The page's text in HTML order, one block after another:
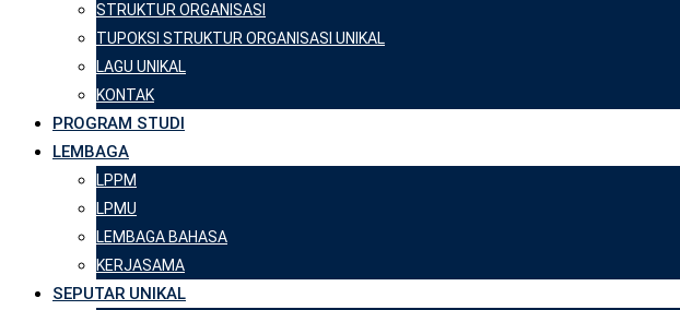
STRUKTUR ORGANISASI
TUPOKSI STRUKTUR ORGANISASI UNIKAL
LAGU UNIKAL
KONTAK
PROGRAM STUDI
LEMBAGA
LPPM
LPMU
LEMBAGA BAHASA
KERJASAMA
SEPUTAR UNIKAL